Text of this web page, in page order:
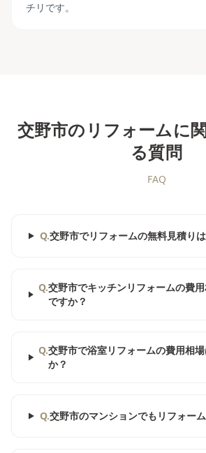
チリです。
交野市のリフォームに
る質問
FAQ
Q.交野市でリフォームの無料見積り
Q.交野市でキッチンリフォームの費
ですか？
Q.交野市で浴室リフォームの費用相
か？
Q.交野市のマンションでもリフォー